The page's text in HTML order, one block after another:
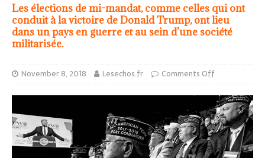
Les élections de mi-mandat, comme celles qui ont
conduit à la victoire de Donald Trump, ont lieu
dans un pays en guerre et au sein d’une société
militarisée.
November 8, 2018 Lesechos.fr Comments Off